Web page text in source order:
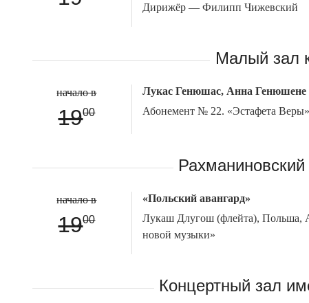
Дирижёр — Филипп Чижевский
Малый зал
начало в
1900
Лукас Генюшас, Анна Генюшене
Абонемент № 22. «Эстафета Веры»
Рахманиновский
начало в
1900
«Польский авангард»
Лукаш Длугош (флейта), Польша,
новой музыки»
Концертный зал